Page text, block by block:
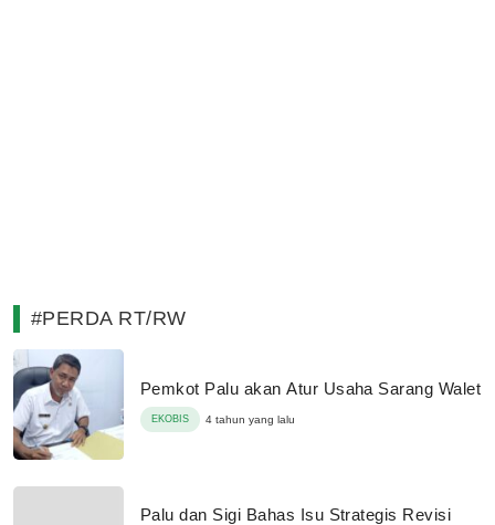
#PERDA RT/RW
Pemkot Palu akan Atur Usaha Sarang Walet
EKOBIS 4 tahun yang lalu
Palu dan Sigi Bahas Isu Strategis Revisi